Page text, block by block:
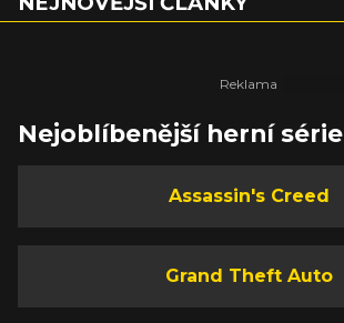
Nejoblíbenější herní série
Assassin's Creed
Grand Theft Auto